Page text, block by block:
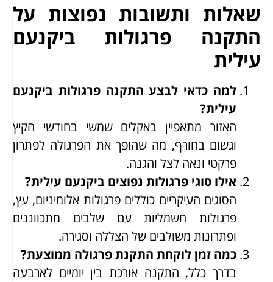
שאלות ותשובות נפוצות על
התקנה פרגולות ביקנעם
עילית
למה כדאי לבצע התקנה פרגולות ביקנעם
עילית?
האזור מתאפיין באקלים שמשי בחודשי הקיץ
וגשום בחורף, מה שהופך את הפרגולה לפתרון
פרקטי ונאה לצל והגנה.
אילו סוגי פרגולות נפוצים ביקנעם עילית?
הסוגים העיקריים כוללים פרגולות אלומיניום, עץ,
פרגולות חשמליות עם שלבים מתכווננים
ופתרונות משולבים של הצללה וסגירה.
כמה זמן לוקחת התקנת פרגולה ממוצעת?
בדרך כלל, התקנה אורכת בין יומיים לארבעה